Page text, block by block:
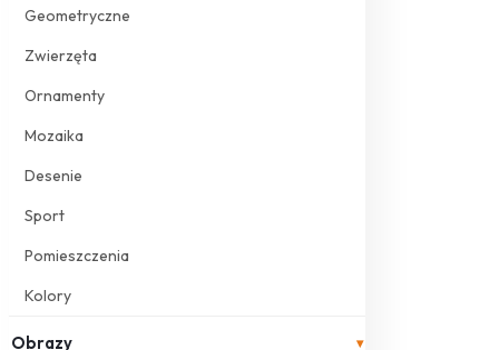
Geometryczne
Zwierzęta
Ornamenty
Mozaika
Desenie
Sport
Pomieszczenia
Kolory
Obrazy ▾